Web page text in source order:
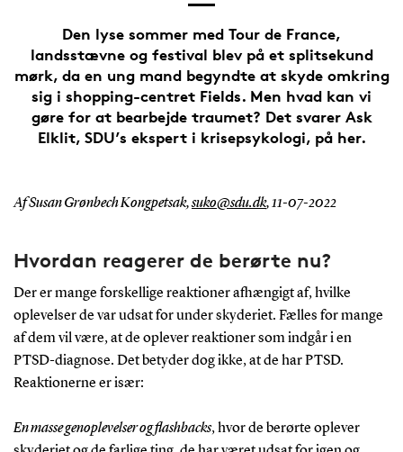
Den lyse sommer med Tour de France,
landsstævne og festival blev på et splitsekund
mørk, da en ung mand begyndte at skyde omkring
sig i shopping-centret Fields. Men hvad kan vi
gøre for at bearbejde traumet? Det svarer Ask
Elklit, SDU’s ekspert i krisepsykologi, på her.
Af Susan Grønbech Kongpetsak,suko@sdu.dk,11-07-2022
Hvordan reagerer de berørte nu?
Der er mange forskellige reaktioner afhængigt af, hvilke
oplevelser de var udsat for under skyderiet. Fælles for mange
af dem vil være, at de oplever reaktioner som indgår i en
PTSD-diagnose. Det betyder dog ikke, at de har PTSD.
Reaktionerne er især:
En masse genoplevelser og flashbacks, hvor de berørte oplever